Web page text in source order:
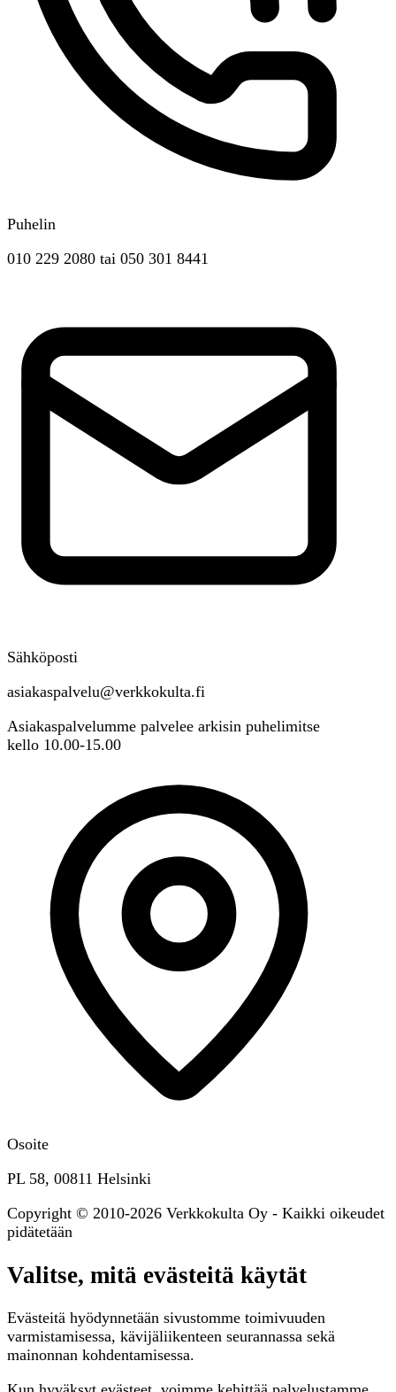
Puhelin
010 229 2080 tai 050 301 8441
Sähköposti
asiakaspalvelu@verkkokulta.fi
Asiakaspalvelumme palvelee arkisin puhelimitse
kello 10.00-15.00
Osoite
PL 58, 00811 Helsinki
Copyright © 2010-2026 Verkkokulta Oy - Kaikki oikeudet
pidätetään
Valitse, mitä evästeitä käytät
Evästeitä hyödynnetään sivustomme toimivuuden
varmistamisessa, kävijäliikenteen seurannassa sekä
mainonnan kohdentamisessa.